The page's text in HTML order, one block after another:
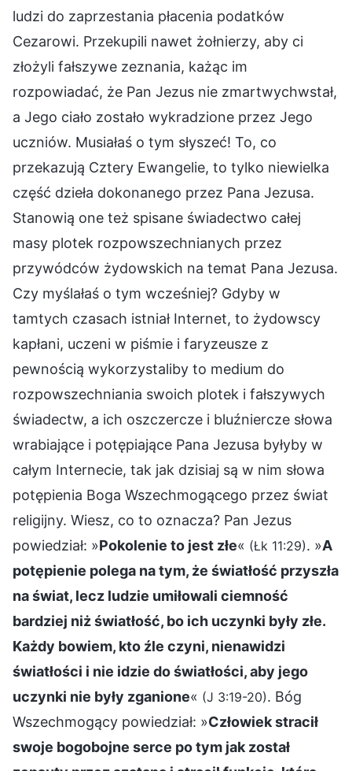
ludzi do zaprzestania płacenia podatków
Cezarowi. Przekupili nawet żołnierzy, aby ci
złożyli fałszywe zeznania, każąc im
rozpowiadać, że Pan Jezus nie zmartwychwstał,
a Jego ciało zostało wykradzione przez Jego
uczniów. Musiałaś o tym słyszeć! To, co
przekazują Cztery Ewangelie, to tylko niewielka
część dzieła dokonanego przez Pana Jezusa.
Stanowią one też spisane świadectwo całej
masy plotek rozpowszechnianych przez
przywódców żydowskich na temat Pana Jezusa.
Czy myślałaś o tym wcześniej? Gdyby w
tamtych czasach istniał Internet, to żydowscy
kapłani, uczeni w piśmie i faryzeusze z
pewnością wykorzystaliby to medium do
rozpowszechniania swoich plotek i fałszywych
świadectw, a ich oszczercze i bluźniercze słowa
wrabiające i potępiające Pana Jezusa byłyby w
całym Internecie, tak jak dzisiaj są w nim słowa
potępienia Boga Wszechmogącego przez świat
religijny. Wiesz, co to oznacza? Pan Jezus
powiedział: »Pokolenie to jest złe« (Łk 11:29). »A
potępienie polega na tym, że światłość przyszła
na świat, lecz ludzie umiłowali ciemność
bardziej niż światłość, bo ich uczynki były złe.
Każdy bowiem, kto źle czyni, nienawidzi
światłości i nie idzie do światłości, aby jego
uczynki nie były zganione« (J 3:19-20). Bóg
Wszechmogący powiedział: »Człowiek stracił
swoje bogobojne serce po tym jak został